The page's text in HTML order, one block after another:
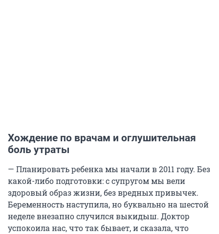
Хождение по врачам и оглушительная
боль утраты
— Планировать ребенка мы начали в 2011 году. Без
какой-либо подготовки: с супругом мы вели
здоровый образ жизни, без вредных привычек.
Беременность наступила, но буквально на шестой
неделе внезапно случился выкидыш. Доктор
успокоила нас, что так бывает, и сказала, что